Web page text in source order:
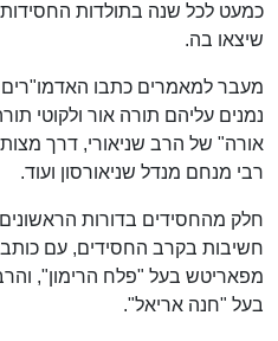
כמעט לכל שנה בתולדות
שיצאו בה.
מעבר למאמרים כתבו האדמו"רים
נמנים עליהם תורה אור ולקוטי
אורה" של הרב שניאורי, דרך
רבי מנחם מנדל שניאורסון ועוד.
חלק מהחסידים בדורות
חשיבות בקרב החסידים, עם
מפאריטש בעל "פלח הרימון", והרב
בעל "חנה אריאל".